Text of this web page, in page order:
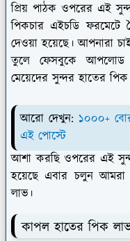
প্রিয় পাঠক ওপরের এই
পিকচার এইচডি ফরমেটে
দেওয়া হয়েছে। আপনারা
তুলে ফেসবুকে আপলোড
মেয়েদের সুন্দর হাতের
আরো দেখুন:১০০০+
এই পোস্টে
আশা করছি ওপরের এই
হয়েছে এবার চলুন
লাভ।
কাপল হাতের পিক